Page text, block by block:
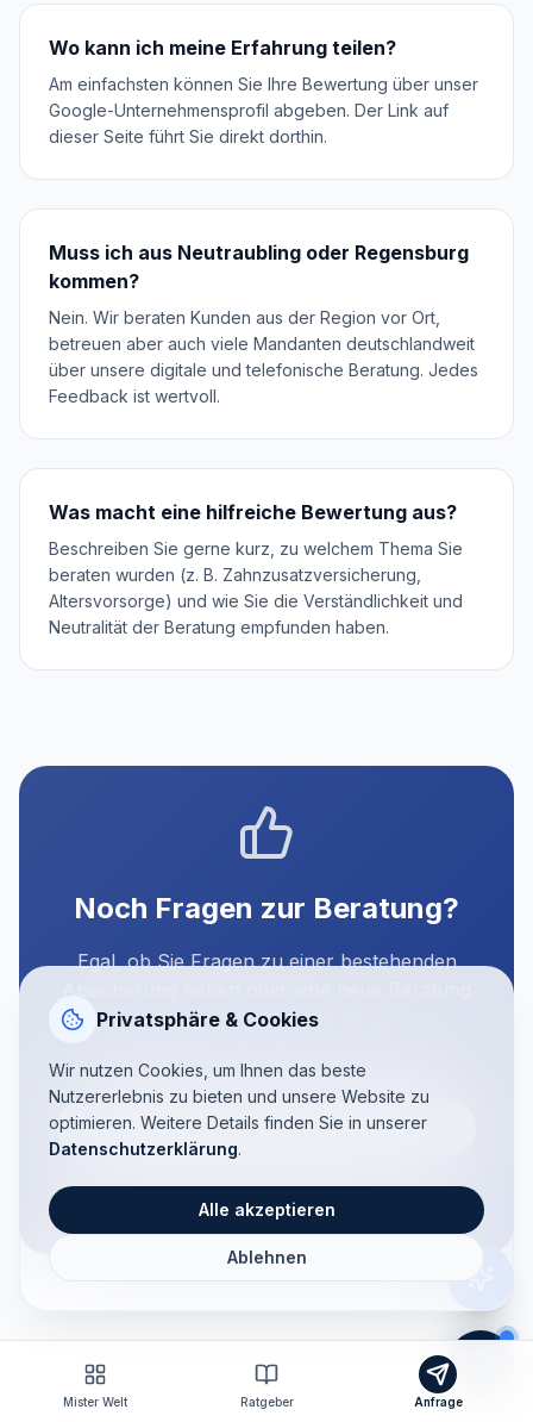
Wo kann ich meine Erfahrung teilen?
Am einfachsten können Sie Ihre Bewertung über unser
Google-Unternehmensprofil abgeben. Der Link auf
dieser Seite führt Sie direkt dorthin.
Muss ich aus Neutraubling oder Regensburg
kommen?
Nein. Wir beraten Kunden aus der Region vor Ort,
betreuen aber auch viele Mandanten deutschlandweit
über unsere digitale und telefonische Beratung. Jedes
Feedback ist wertvoll.
Was macht eine hilfreiche Bewertung aus?
Beschreiben Sie gerne kurz, zu welchem Thema Sie
beraten wurden (z. B. Zahnzusatzversicherung,
Altersvorsorge) und wie Sie die Verständlichkeit und
Neutralität der Beratung empfunden haben.
Noch Fragen zur Beratung?
Egal, ob Sie Fragen zu einer bestehenden
wünschen – wir sind gerne persönlich,
+49 9401 9282606
Kontakt aufnehmen
Privatsphäre & Cookies
Wir nutzen Cookies, um Ihnen das beste
Nutzererlebnis zu bieten und unsere Website zu
optimieren. Weitere Details finden Sie in unserer
Datenschutzerklärung.
Alle akzeptieren
Ablehnen
Mister Welt Ratgeber Anfrage